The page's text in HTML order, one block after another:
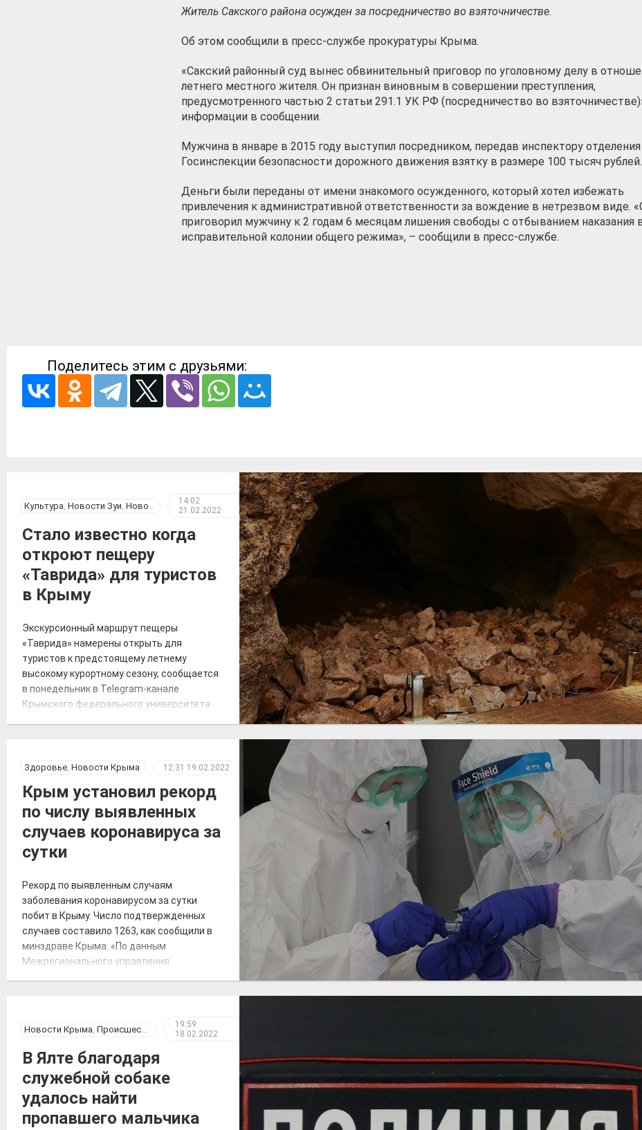
Житель Сакского района осужден за посредничество во взяточничестве.
Об этом сообщили в пресс-службе прокуратуры Крыма.
«Сакский районный суд вынес обвинительный приговор по уголовному делу в
летнего местного жителя. Он признан виновным в совершении преступления,
предусмотренного частью 2 статьи 291.1 УК РФ (посредничество во
информации в сообщении.
Мужчина в январе в 2015 году выступил посредником, передав инспектору отделения
Госинспекции безопасности дорожного движения взятку в размере 100 тысяч рублей.
Деньги были переданы от имени знакомого осужденного, который хотел избежать
привлечения к административной ответственности за вождение в нетрезвом виде.
приговорил мужчину к 2 годам 6 месяцам лишения свободы с отбыванием наказания
исправительной колонии общего режима», – сообщили в пресс-службе.
Поделитесь этим с друзьями:
Культура Новости Зуи Новости Крыма
14:02
21.02.2022
Стало известно когда
откроют пещеру
«Таврида» для туристов
в Крыму
Экскурсионный маршрут пещеры
«Таврида» намерены открыть для
туристов к предстоящему летнему
высокому курортному сезону, сообщается
в понедельник в Telegram-канале
Крымского федерального университета
говорится в сообщении. Также
будет полностью безопасным. За
возможным движением грунтов и камней
Здоровье, Новости Крыма 12:31 19.02.2022
Крым установил рекорд
по числу выявленных
случаев коронавируса за
сутки
Рекорд по выявленным случаям
заболевания коронавирусом за сутки
побит в Крыму. Число подтвержденных
случаев составило 1263, как сообщили в
минздраве Крыма. «По данным
Межрегионального управления
зарегистрировано 1263 случая новой
коронавирусной инфекции, всего
выявлено 151605 положительных на
Новости Крыма Происшествия
19:59
18.02.2022
В Ялте благодаря
служебной собаке
удалось найти
пропавшего мальчика